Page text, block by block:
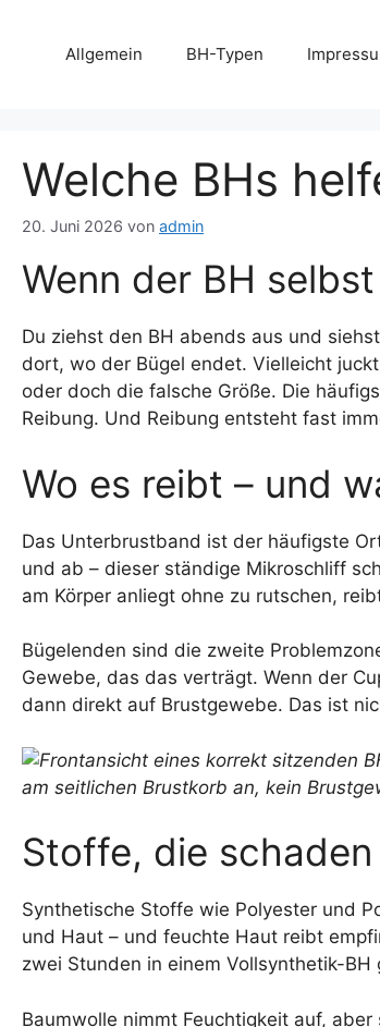
springen
Allgemein BH-Typen
Welche BHs
20. Juni 2026 von admin
Wenn der BH
Du ziehst den BH abends aus und
dort, wo der Bügel endet. Vielleicht
oder doch die falsche Größe. Die
Reibung. Und Reibung entsteht fast
Wo es reibt – und
Das Unterbrustband ist der häufigste
und ab – dieser ständige Mikroschliff
am Körper anliegt ohne zu rutschen,
Bügelenden sind die zweite
Gewebe, das das verträgt. Wenn der
dann direkt auf Brustgewebe. Das ist
Stoffe, die
Synthetische Stoffe wie Polyester und
und Haut – und feuchte Haut reibt
zwei Stunden in einem Vollsynthetik-
Baumwolle nimmt Feuchtigkeit auf,